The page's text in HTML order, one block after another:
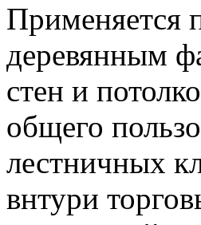
Применяется
деревянным
стен и
общего
лестничных
внтури